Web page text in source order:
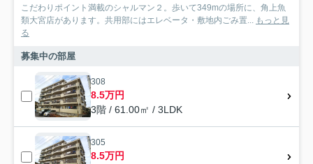
こだわりポイント満載のシャルマン２。歩いて349mの場所に、角上魚
類大宮店があります。共用部にはエレベータ・敷地内ごみ置... もっと見
る
募集中の部屋
308
8.5万円
3階 / 61.00㎡ / 3LDK
305
8.5万円